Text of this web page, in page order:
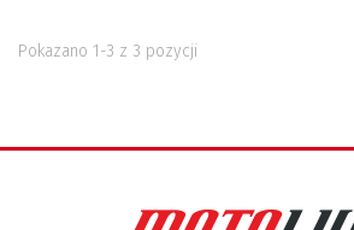
Pokazano 1-3 z 3 pozycji